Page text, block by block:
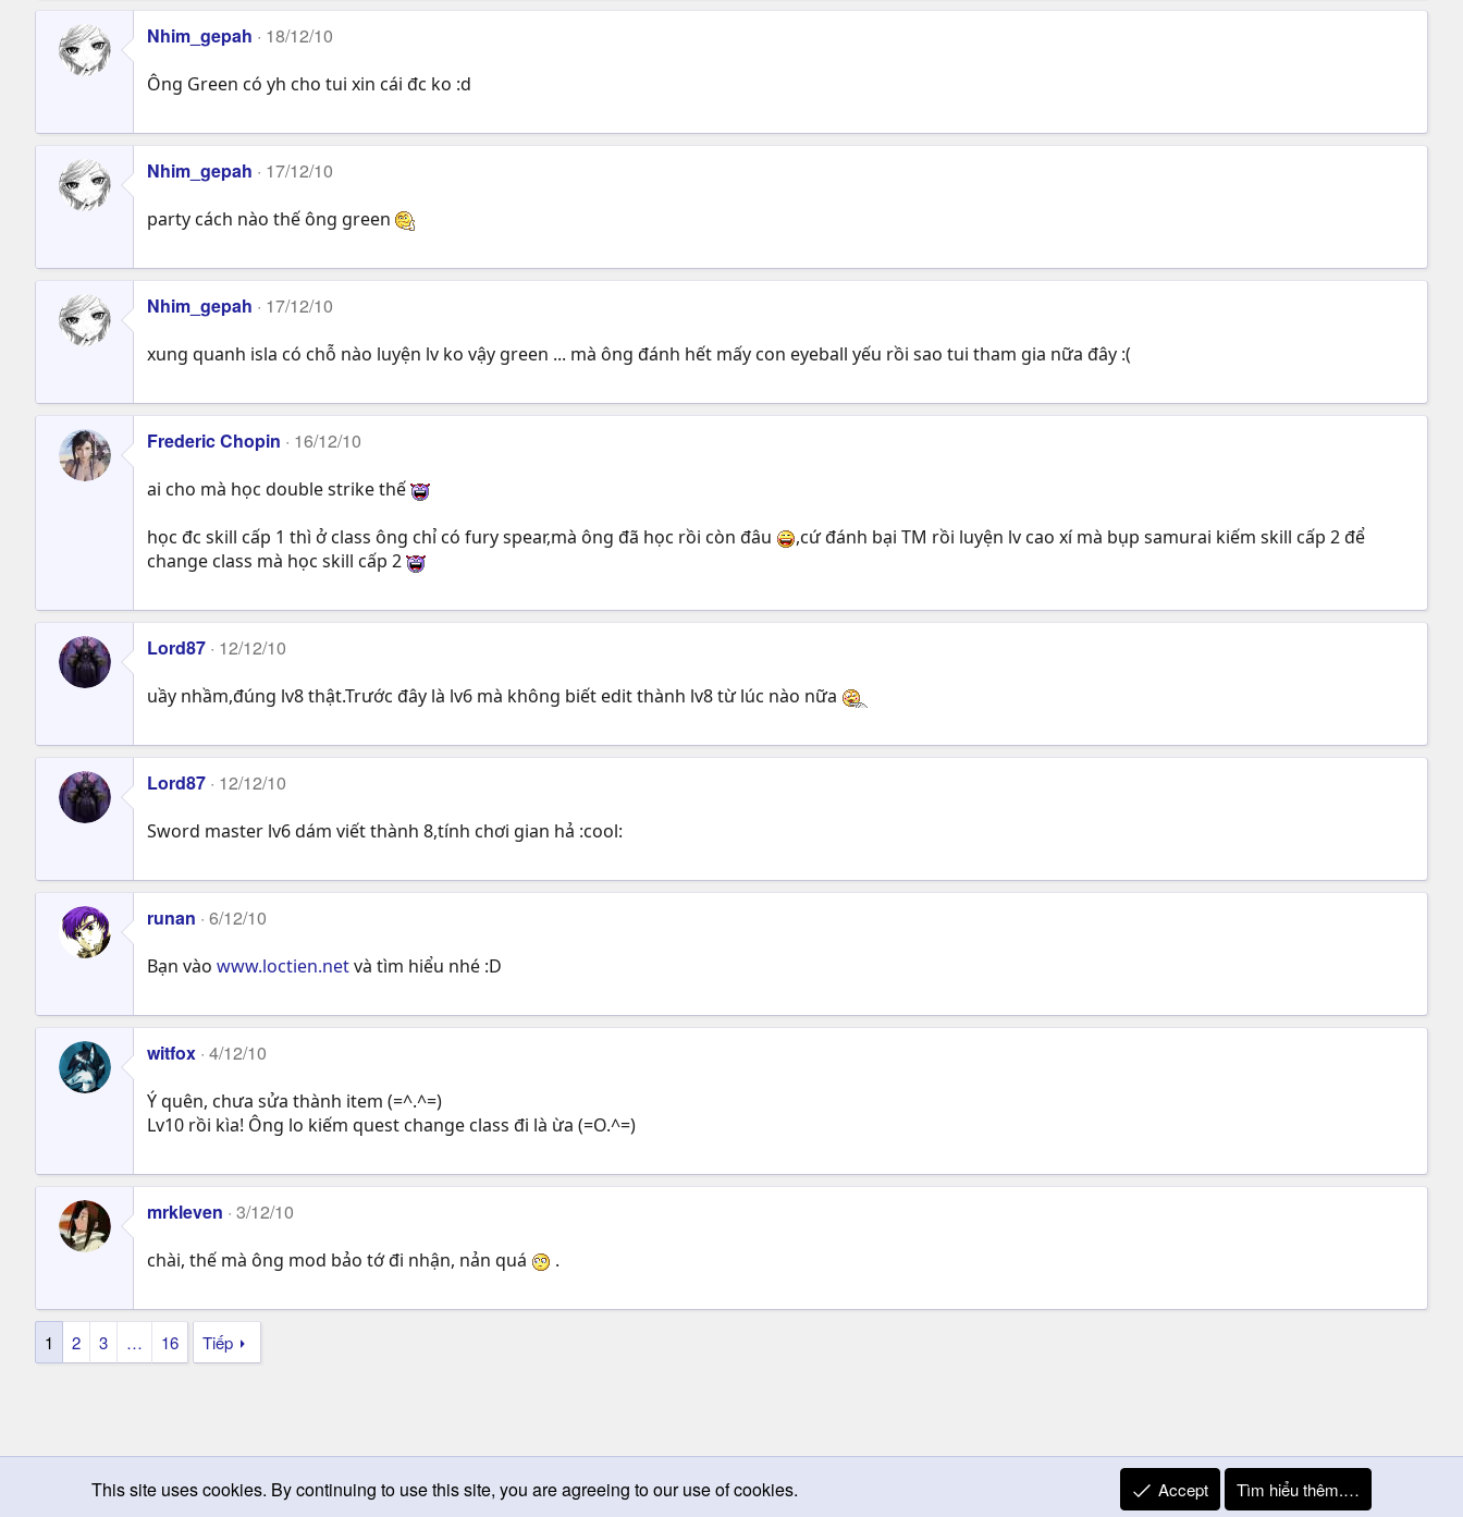
Nhim_gepah 18/12/10
Ông Green có yh cho tui xin cái đc ko :d
Nhim_gepah 17/12/10
party cách nào thế ông green
Nhim_gepah 17/12/10
xung quanh isla có chỗ nào luyện lv ko vậy green ... mà ông đánh hết mấy con eyeball yếu rồi sao tui tham gia nữa đây :(
Frederic Chopin 16/12/10
ai cho mà học double strike thế
học đc skill cấp 1 thì ở class ông chỉ có fury spear,mà ông đã học rồi còn đâu
,cứ đánh bại TM rồi luyện lv cao xí mà bụp samurai kiếm skill cấp 2 để
change class mà học skill cấp 2
Lord87 12/12/10
uầy nhầm,đúng lv8 thật.Trước đây là lv6 mà không biết edit thành lv8 từ lúc nào nữa
Lord87 12/12/10
Sword master lv6 dám viết thành 8,tính chơi gian hả :cool:
runan 6/12/10
Bạn vào www.loctien.netvà tìm hiểu nhé :D
witfox 4/12/10
Ý quên, chưa sửa thành item (=^.^=)
Lv10 rồi kìa! Ông lo kiếm quest change class đi là ừa (=O.^=)
mrkleven 3/12/10
chài, thế mà ông mod bảo tớ đi nhận, nản quá .
1 2 3 … 16 Tiếp
Chọn giao diện Change width Quy định và Nội quy Privacy Policy Trợ giúp
This site uses cookies. By continuing to use this site, you are agreeing to our use of cookies. Accept Tìm hiểu thêm.…